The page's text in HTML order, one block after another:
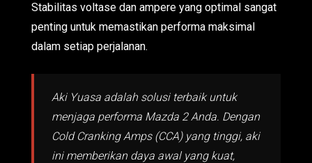
Stabilitas voltase dan ampere yang optimal sangat
penting untuk memastikan performa maksimal
dalam setiap perjalanan.
Aki Yuasa adalah solusi terbaik untuk
menjaga performa Mazda 2 Anda. Dengan
Cold Cranking Amps (CCA) yang tinggi, aki
ini memberikan daya awal yang kuat,